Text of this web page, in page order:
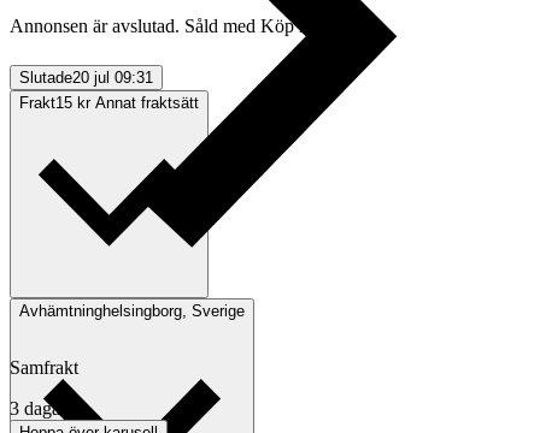
Annonsen är avslutad. Såld med Köp nu.
Slutade20 jul 09:31
Frakt15 kr Annat fraktsätt
Avhämtninghelsingborg, Sverige
Samfrakt
3 dagar